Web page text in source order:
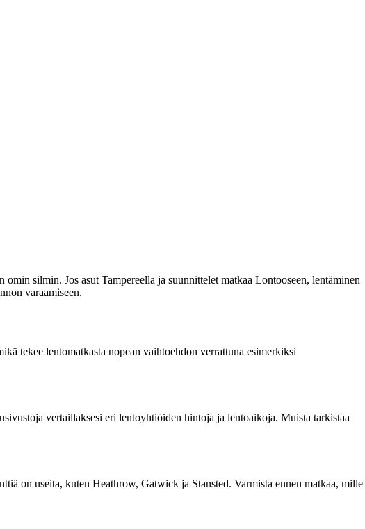
silmin. Jos asut Tampereella ja suunnittelet matkaa Lontooseen, lentäminen
varaamiseen.
tekee lentomatkasta nopean vaihtoehdon verrattuna esimerkiksi
vertaillaksesi eri lentoyhtiöiden hintoja ja lentoaikoja. Muista tarkistaa
on useita, kuten Heathrow, Gatwick ja Stansted. Varmista ennen matkaa, mille